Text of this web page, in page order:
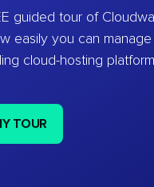
guided tour of
easily you can
cloud-hosting
TOUR